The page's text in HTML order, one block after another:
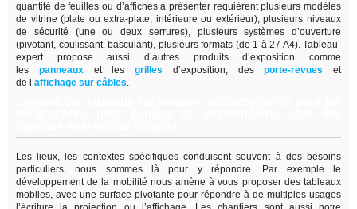
quantité de feuilles ou d’affiches à présenter requièrent plusieurs modèles
de vitrine (plate ou extra-plate, intérieure ou extérieur), plusieurs niveaux
de sécurité (une ou deux serrures), plusieurs systèmes d’ouverture
(pivotant, coulissant, basculant), plusieurs formats (de 1 à 27 A4). Tableau-
expert propose aussi d’autres produits d’exposition comme
les
panneaux et les grilles d’exposition, des porte-revues
et
de l’affichage sur câbles.
Les lieux, les contextes spécifiques conduisent souvent à des besoins
particuliers, nous sommes là pour y répondre. Par exemple le
développement de la mobilité nous amène à vous proposer des tableaux
mobiles, avec une surface pivotante pour répondre à de multiples usages